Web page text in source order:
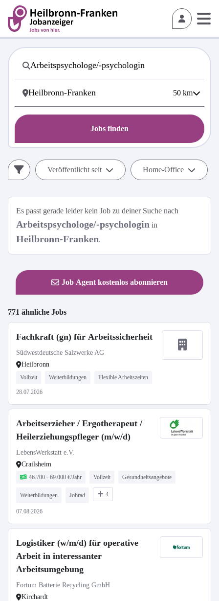
50 km
Jobs finden
Veröffentlicht seit Home-Office
Es passt gerade leider kein Job zu deiner Suche nach
Arbeitspsychologe/-psychologin in
Heilbronn-Franken.
Job Agent kostenlos abonnieren
771 ähnliche Jobs
Fachkraft (gn) für Arbeitssicherheit
Südwestdeutsche Salzwerke AG
Heilbronn
Vollzeit Weiterbildungen Flexible Arbeitszeiten
28.07.2026
Arbeitserzieher / Ergotherapeut /
Heilerziehungspfleger (m/w/d)
LebensWerkstatt e.V.
Crailsheim
46.700 - 69.000 €/Jahr Vollzeit Gesundheitsangebote
Weiterbildungen Jobrad 4
07.08.2026
Logistiker (w/m/d) für operative
Arbeit in interessanter
Arbeitsumgebung
Fortum Batterie Recycling GmbH
Kirchardt